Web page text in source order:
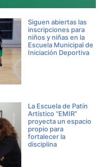
Siguen abiertas las
inscripciones para
niños y niñas en la
Escuela Municipal de
Iniciación Deportiva
La Escuela de Patín
Artístico “EMIR”
proyecta un espacio
propio para
fortalecer la
disciplina